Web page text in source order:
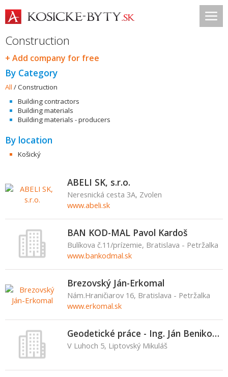
Construction
+ Add company for free
By Category
All /Construction
Building contractors
Building materials
Building materials - producers
By location
Košický
ABELI SK, s.r.o.
Neresnická cesta 3A, Zvolen
www.abeli.sk
BAN KOD-MAL Pavol Kardoš
Bulíkova č.11/prízemie, Bratislava - Petržalka
www.bankodmal.sk
Brezovský Ján-Erkomal
Nám.Hraničiarov 16, Bratislava - Petržalka
www.erkomal.sk
Geodetické práce - Ing. Ján Benikovský
V Luhoch 5, Liptovský Mikuláš